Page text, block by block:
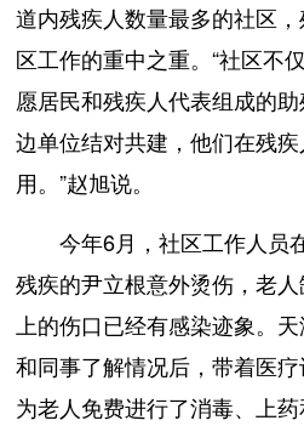
道内残疾人数量最多的社区
区工作的重中之重。“社区不
愿居民和残疾人代表组成的
边单位结对共建，他们在残
用。”赵旭说。
今年6月，社区工作人员
残疾的尹立根意外烫伤，老
上的伤口已经有感染迹象。
和同事了解情况后，带着医
为老人免费进行了消毒、上药